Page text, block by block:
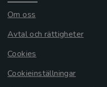
Om oss
Avtal och rättigheter
Cookies
Cookieinställningar